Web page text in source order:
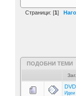
Страници: [1]
ПОДОБНИ ТЕМИ